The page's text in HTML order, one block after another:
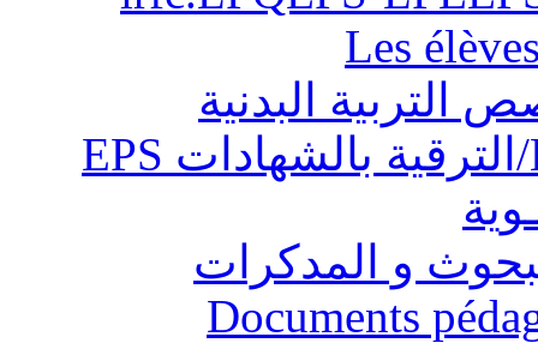
Les
التربية البدنية
و المدكرات
Documents